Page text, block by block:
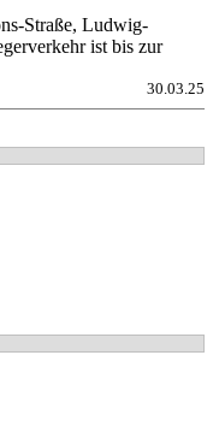
Straße, Ludwig-
ist bis zur
30.03.25